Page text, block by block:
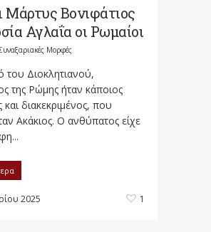
Μάρτυς Βονιφάτιος
Αγλαΐα οι Ρωμαίοι
Μορφές
του Διοκλητιανού,
της Ρώμης ήταν κάποιος
διακεκριμένος, που
Ακάκιος. Ο ανθύπατος είχε
2025 1